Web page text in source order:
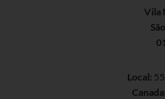
Vila
Local:
Canada: